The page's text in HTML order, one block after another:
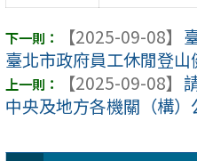
【2025-09-08】
臺北市政府員工休閒登
【2025-09-08】
中央及地方各機關（構）